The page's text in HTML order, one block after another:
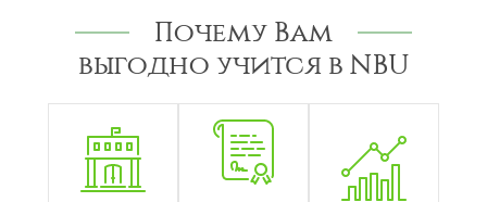
Почему Вам
выгодно учится в NBU